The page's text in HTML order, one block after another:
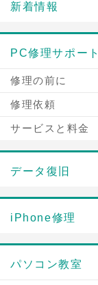
新着情報
PC修理サポート
修理の前に
修理依頼
サービスと料金
データ復旧
iPhone修理
パソコン教室